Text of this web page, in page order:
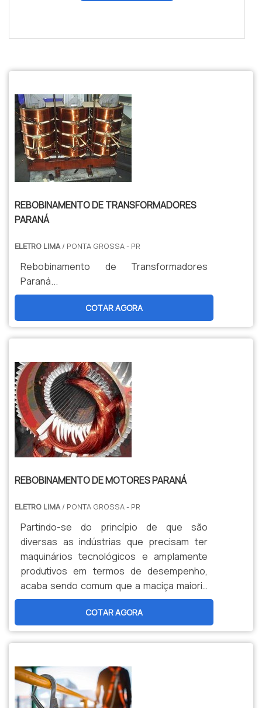
REBOBINAMENTO DE TRANSFORMADORES
PARANÁ
ELETRO LIMA/ PONTA GROSSA - PR
Rebobinamento de Transformadores
Paraná...
COTAR AGORA
REBOBINAMENTO DE MOTORES PARANÁ
ELETRO LIMA/ PONTA GROSSA - PR
Partindo-se do princípio de que são
diversas as indústrias que precisam ter
maquinários tecnológicos e amplamente
produtivos em termos de desempenho,
acaba sendo comum que a maciça maioria
delas demande o uso de motores elétricos.
Aliás, é justamente neste situação que
surge a – alta – seriedade do método de
rebobinamento de motores.O SERVIÇO
MOTORESNo que consiste o procedimento
de rebobinamento de motores P...
COTAR AGORA